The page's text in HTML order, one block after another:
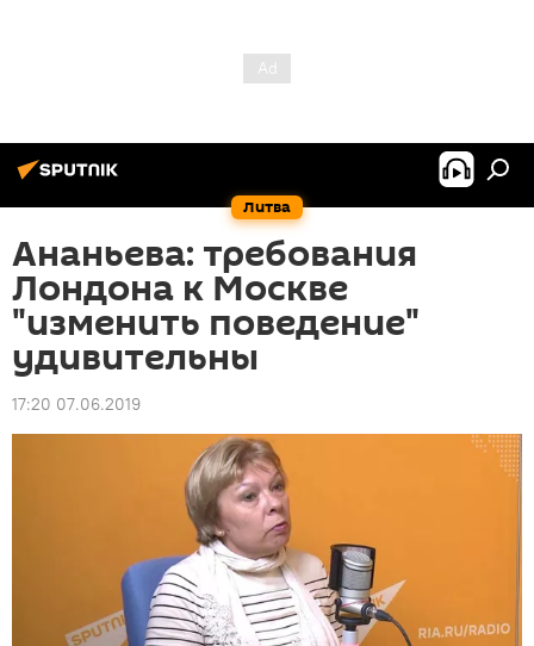
Литва
Ананьева: требования
Лондона к Москве
"изменить поведение"
удивительны
17:20 07.06.2019